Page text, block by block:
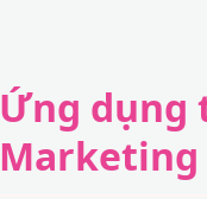
Ứng dụng
Marketing